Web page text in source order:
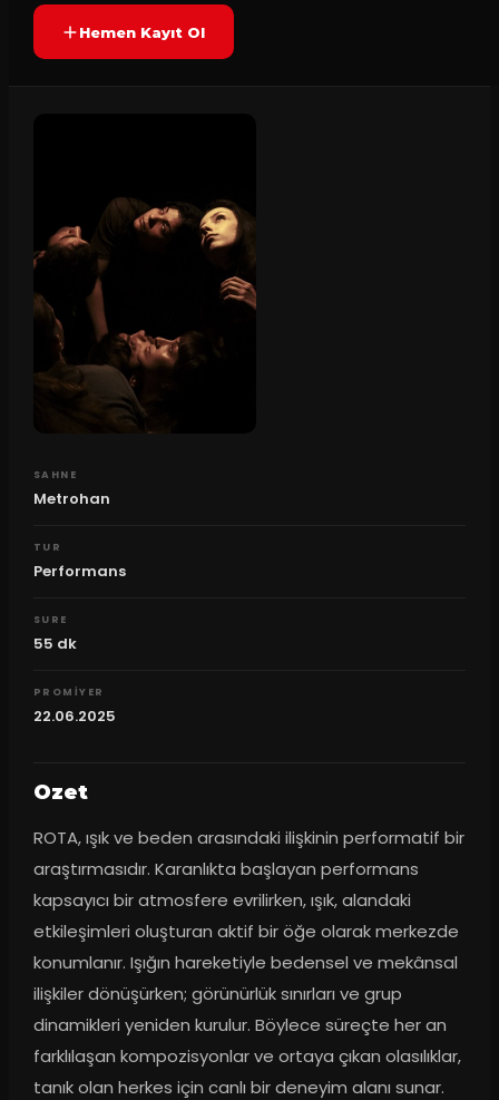
Hemen Kayıt Ol
SAHNE
Metrohan
TUR
Performans
SURE
55 dk
PROMIYER
22.06.2025
Ozet
ROTA, ışık ve beden arasındaki ilişkinin performatif bir
araştırmasıdır. Karanlıkta başlayan performans
kapsayıcı bir atmosfere evrilirken, ışık, alandaki
etkileşimleri oluşturan aktif bir öğe olarak merkezde
konumlanır. Işığın hareketiyle bedensel ve mekânsal
ilişkiler dönüşürken; görünürlük sınırları ve grup
dinamikleri yeniden kurulur. Böylece süreçte her an
farklılaşan kompozisyonlar ve ortaya çıkan olasılıklar,
tanık olan herkes için canlı bir deneyim alanı sunar.